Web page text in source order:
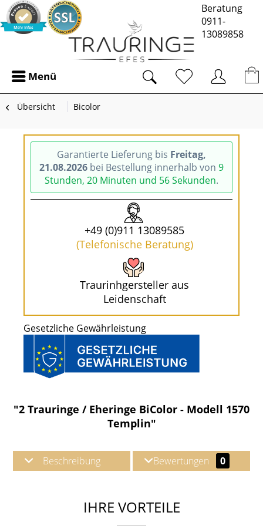
Beratung
0911-
13089858
Menü
Übersicht Bicolor
Garantierte Lieferung bis Freitag,
21.08.2026 bei Bestellung innerhalb von 9
Stunden, 20 Minuten und 56 Sekunden.
+49 (0)911 13089585
(Telefonische Beratung)
Traurinhgersteller aus
Leidenschaft
Gesetzliche Gewährleistung
"2 Trauringe / Eheringe BiColor - Modell 1570
Templin"
Beschreibung Bewertungen 0
IHRE VORTEILE